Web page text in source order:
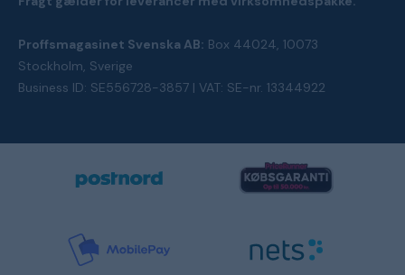
Proffsmagasinet Svenska AB: Box 44024, 10073
Stockholm, Sverige
Business ID: SE556728-3857 | VAT: SE-nr. 13344922